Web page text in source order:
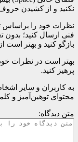
نکنید و از کشیدن حروف
نظرات خود را براساس
فنی ارسال کنید؛
بازگو کنید و بهتر است
بهتر است در نظرات
پرهیز کنید.
به کاربران و سایر
محتوای توهین‌آمیز و
متن دیدگاه: